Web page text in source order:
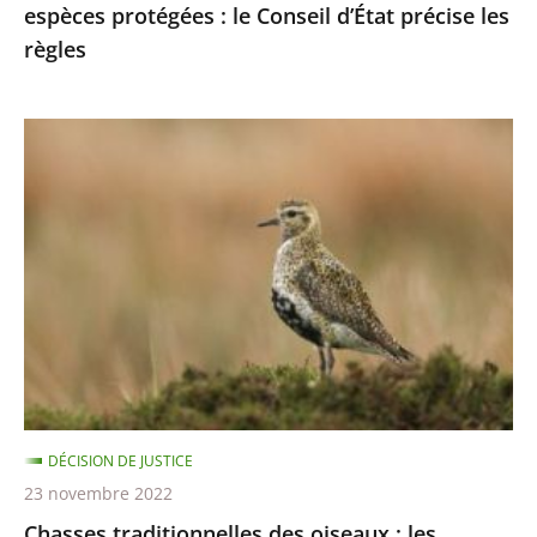
les
règles
espèces protégées : le Conseil d’État précise les
règles
2022
sont
illégales
DÉCISION DE JUSTICE
23 novembre 2022